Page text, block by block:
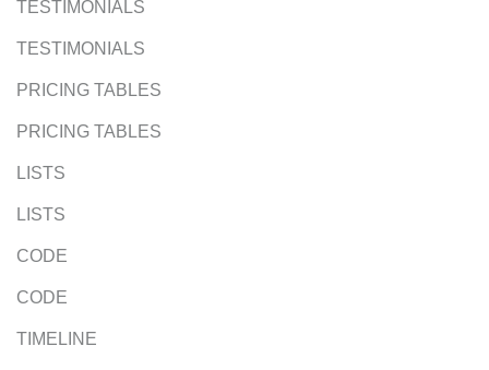
TESTIMONIALS
TESTIMONIALS
PRICING TABLES
PRICING TABLES
LISTS
LISTS
CODE
CODE
TIMELINE